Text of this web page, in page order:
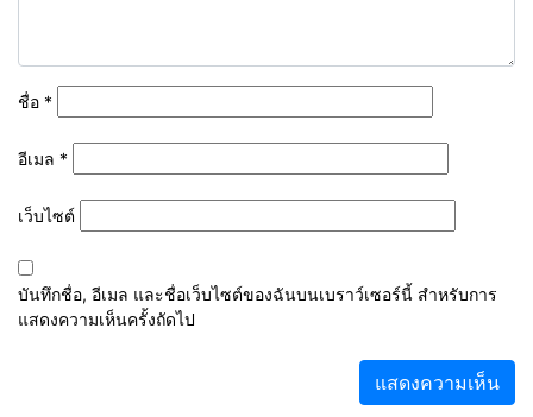
ชื่อ *
อีเมล *
เว็บไซต์
บันทึกชื่อ, อีเมล และชื่อเว็บไซต์ของฉันบนเบราว์เซอร์นี้ สำหรับการ
แสดงความเห็นครั้งถัดไป